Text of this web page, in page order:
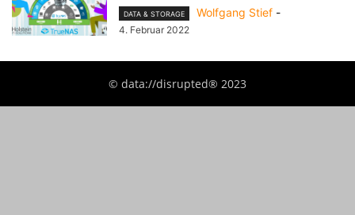
DATA & STORAGE Wolfgang Stief -
4. Februar 2022
© data://disrupted® 2023